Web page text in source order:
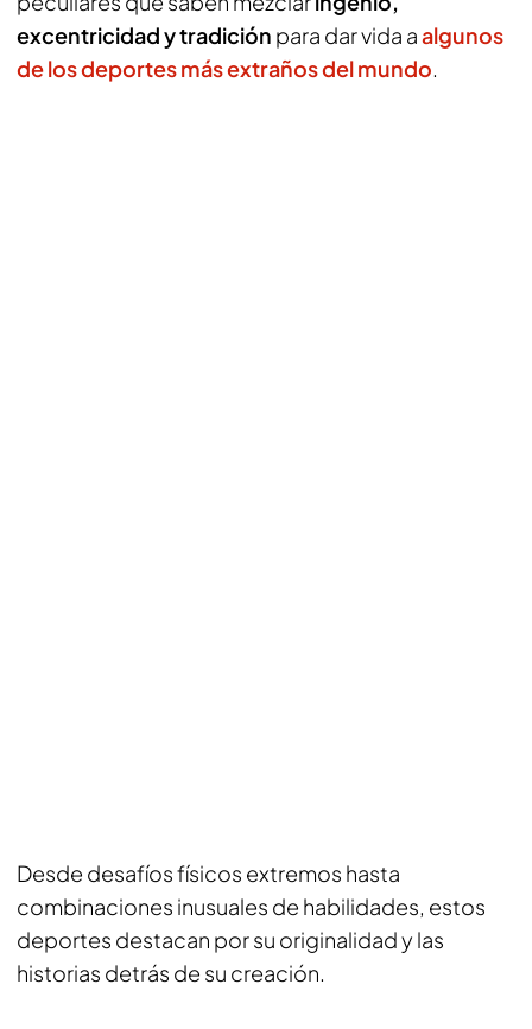
excentricidad y tradición para dar vida aalgunos
de los deportes más extraños del mundo.
Desde desafíos físicos extremos hasta
combinaciones inusuales de habilidades, estos
deportes destacan por su originalidad y las
historias detrás de su creación.